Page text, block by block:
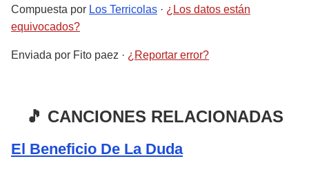
Compuesta por Los Terricolas · ¿Los datos están
equivocados?
Enviada por Fito paez · ¿Reportar error?
🎵 CANCIONES RELACIONADAS
El Beneficio De La Duda